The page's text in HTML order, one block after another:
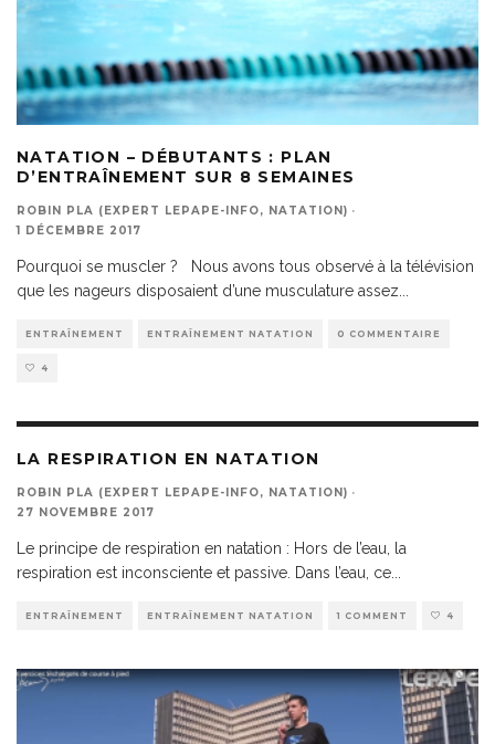
NATATION – DÉBUTANTS : PLAN
D’ENTRAÎNEMENT SUR 8 SEMAINES
ROBIN PLA (EXPERT LEPAPE-INFO, NATATION) ·
1 DÉCEMBRE 2017
Pourquoi se muscler ? Nous avons tous observé à la télévision
que les nageurs disposaient d’une musculature assez...
ENTRAÎNEMENT ENTRAÎNEMENT NATATION 0 COMMENTAIRE
4
LA RESPIRATION EN NATATION
ROBIN PLA (EXPERT LEPAPE-INFO, NATATION) ·
27 NOVEMBRE 2017
Le principe de respiration en natation : Hors de l’eau, la
respiration est inconsciente et passive. Dans l’eau, ce...
ENTRAÎNEMENT ENTRAÎNEMENT NATATION 1 COMMENT 4